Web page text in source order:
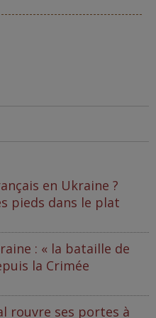
en Ukraine ?
pieds dans le plat
: « la bataille de
la Crimée
rouvre ses portes à